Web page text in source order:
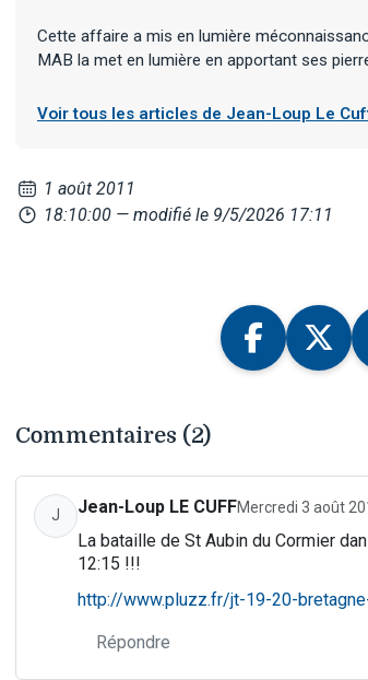
Cette affaire a mis en lumière
MAB la met en lumière en apportant ses
Voir tous les articles de Jean-Loup Le
1 août 2011
18:10:00 — modifié le 9/5/2026 17:11
Commentaires (2)
J Jean-Loup LE CUFFMercredi 3 août
La bataille de St Aubin du Cormier
12:15 !!!
http://www.pluzz.fr/jt-19-20-
Répondre